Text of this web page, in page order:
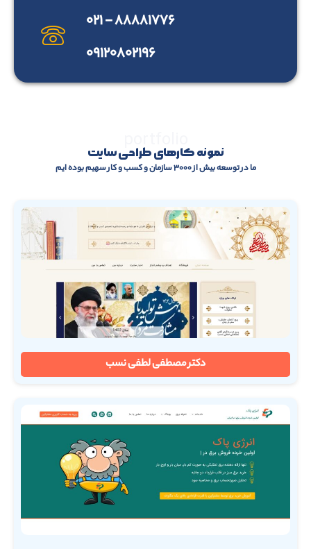
۸۸۸۸۱۷۷۶ - ۰۲۱
۰۹۱۲۰۸۰۲۱۹۶
نمونه کارهای طراحی سایت
ما در توسعه بیش از ۳۰۰۰ سازمان و کسب و کار سهیم بوده ایم
دکتر مصطفی لطفی نسب